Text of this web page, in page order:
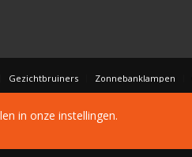
Gezichtbruiners Zonnebanklampen
in onze instellingen.